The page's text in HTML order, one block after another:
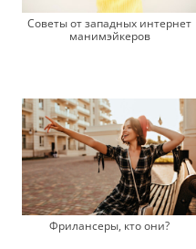
Советы от западных интернет
манимэйкеров
Фрилансеры, кто они?